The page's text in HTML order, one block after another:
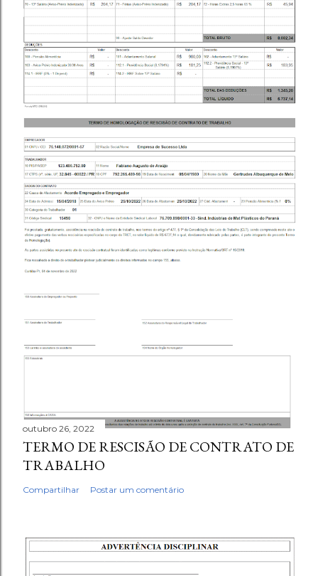
outubro 26, 2022
TERMO DE RESCISÃO DE CONTRATO DE
TRABALHO
Compartilhar Postar um comentário